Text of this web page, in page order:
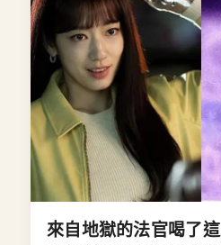
來自地獄的法官喝了